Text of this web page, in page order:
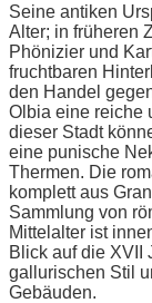
Seine antiken
Alter; in früheren
Phönizier und
fruchtbaren
den Handel
Olbia eine reiche
dieser Stadt
eine punische
Thermen. Die
komplett aus
Sammlung von
Mittelalter ist
Blick auf die XVII
gallurischen Stil
Gebäuden.